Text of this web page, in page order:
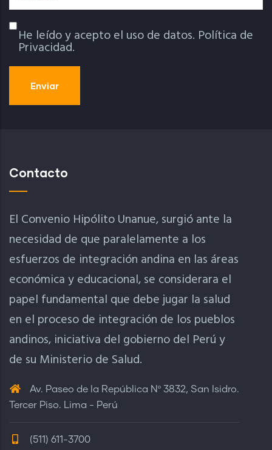
Política De Privacidad
He leído y acepto el uso de datos. Política de
Privacidad.
Contacto
El Convenio Hipólito Unanue, surgió ante la
necesidad de que paralelamente a los
esfuerzos de integración andina en las áreas
económica y educacional, se considerara el
papel fundamental que debe jugar la salud
en el proceso de integración de los pueblos
andinos, iniciativa del gobierno del Perú y
de su Ministerio de Salud.
Av. Paseo de la República Nº 3832, San Isidro.
Tercer Piso. Lima - Perú
(511) 611-3700